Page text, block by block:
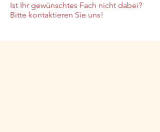
Ist Ihr gewünschtes Fach nicht dabei?
Bitte kontaktieren Sie uns!